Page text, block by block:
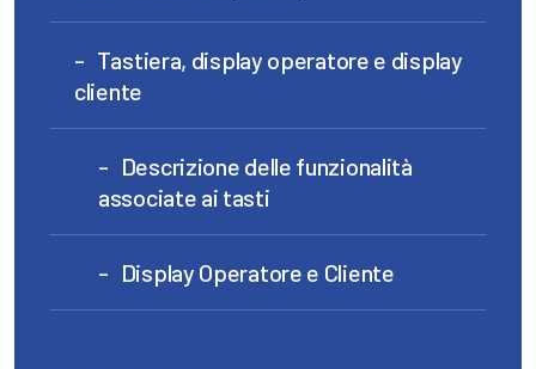
Tastiera, display operatore e display
cliente
Descrizione delle funzionalità
associate ai tasti
Display Operatore e Cliente